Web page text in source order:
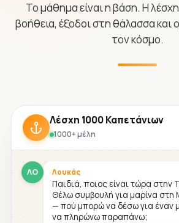
Το μάθημα είναι η βάση. Η
βοήθεια, έξοδοι στη θάλασσα και
τον κόσμο.
Λέσχη 1000 Καπετάνιων
1000+ μέλη
ΛΟ Λουκάς
Παιδιά, ποιος είναι τώρα στην
Θέλω συμβουλή για μαρίνα στη
— πού μπορώ να δέσω για έναν
να πληρώνω παραπάνω;